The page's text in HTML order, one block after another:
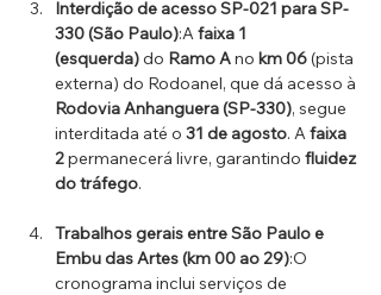
Interdição de acesso SP-021 para SP-
330 (São Paulo):A faixa 1
(esquerda) do Ramo A no km 06 (pista
externa) do Rodoanel, que dá acesso à
Rodovia Anhanguera (SP-330), segue
interditada até o 31 de agosto. A faixa
2 permanecerá livre, garantindo fluidez
do tráfego.
Trabalhos gerais entre São Paulo e
Embu das Artes (km 00 ao 29):O
cronograma inclui serviços de